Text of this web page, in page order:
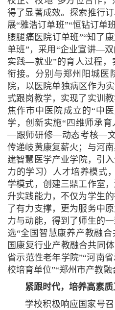
得了显著成效。探索推行
展“雅浩订单班”“恒钻订单
腰腿痛医院订单班”“知了
单班”，采用“企业宣讲—
实践—就业”的育人过程，
衔接。分别与郑州阳城医
院，以医院单独病区作为
式跟岗教学，实现了实训
焦作市中医院成立的“中
学，创新实施“四维师承
—跟师研修—动态考核—文
传递岐黄康复薪火；与河
建智慧医学产业学院，引
力的学习）人才培养模式
学模式，创建三鼎工作室
升实践能力，不仅为学生
了有力支撑，更为服务中
力与动能，得到了师生的
选“全国智慧康养产教融
国康复行业产教融合共同
省示范性老年学院”“河南
校培育单位”“郑州市产教融
紧跟时代，培养高素
学校积极响应国家号